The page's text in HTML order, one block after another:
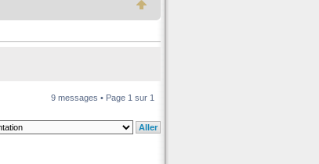
9 messages • Page 1 sur 1